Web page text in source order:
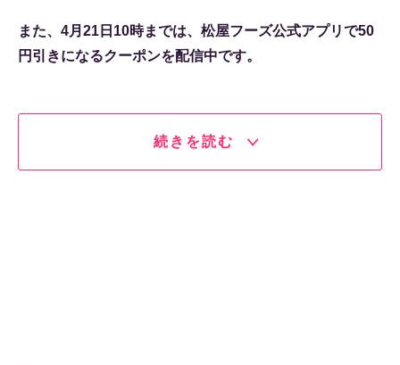
また、4月21日10時までは、松屋フーズ公式アプリで50
円引きになるクーポンを配信中です。
続きを読む